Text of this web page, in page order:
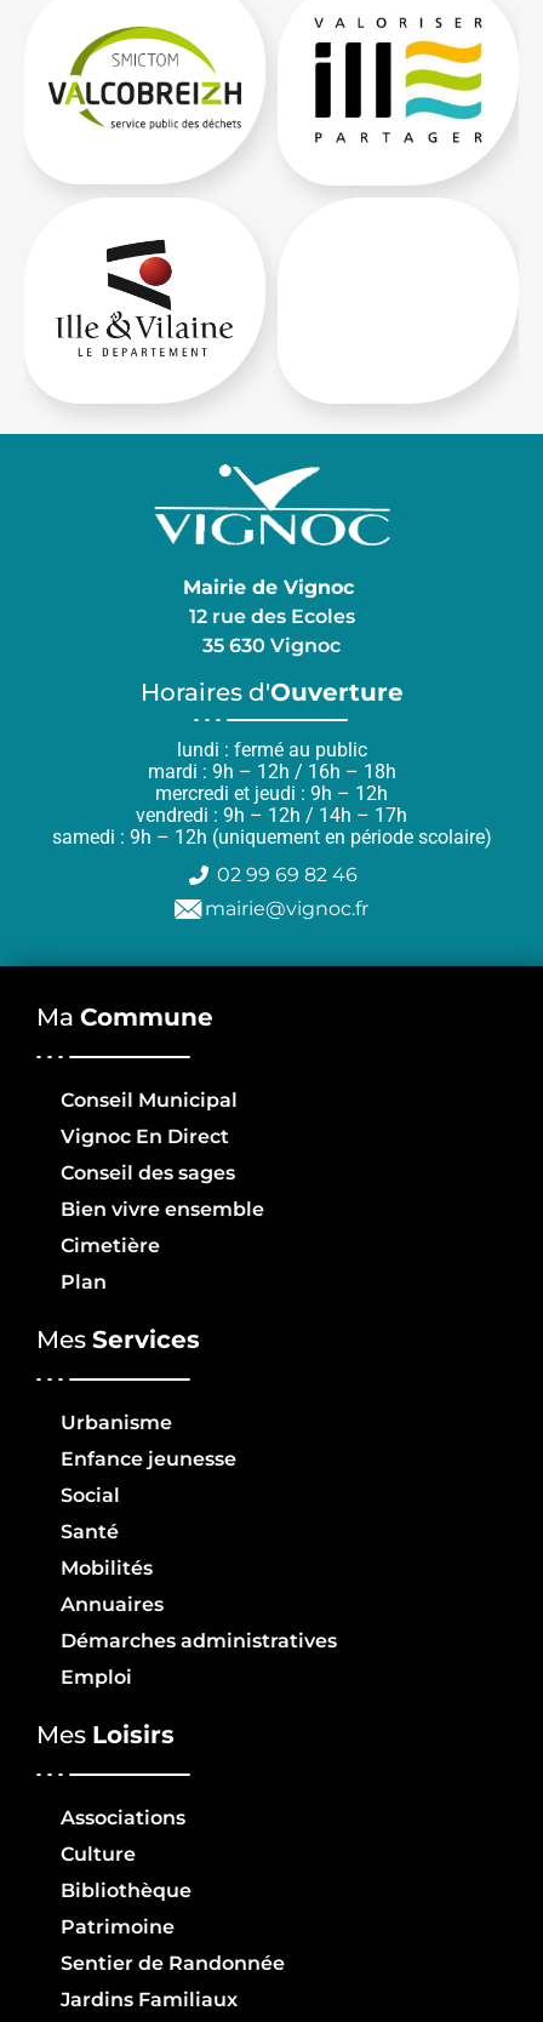
Mairie de Vignoc
12 rue des Ecoles
35 630 Vignoc
Horaires d'Ouverture
lundi : fermé au public
mardi : 9h – 12h / 16h – 18h
mercredi et jeudi : 9h – 12h
vendredi : 9h – 12h / 14h – 17h
samedi : 9h – 12h (uniquement en période scolaire)
02 99 69 82 46
mairie@vignoc.fr
Ma Commune
Conseil Municipal
Vignoc En Direct
Conseil des sages
Bien vivre ensemble
Cimetière
Plan
Mes Services
Urbanisme
Enfance jeunesse
Social
Santé
Mobilités
Annuaires
Démarches administratives
Emploi
Mes Loisirs
Associations
Culture
Bibliothèque
Patrimoine
Sentier de Randonnée
Jardins Familiaux